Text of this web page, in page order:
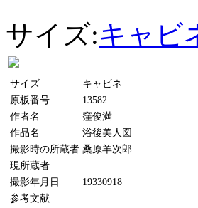
サイズ:キャビ
サイズ
キャビネ
原板番号
13582
作者名
窪俊満
作品名
浴後美人図
撮影時の所蔵者 桑原羊次郎
現所蔵者
撮影年月日
19330918
参考文献